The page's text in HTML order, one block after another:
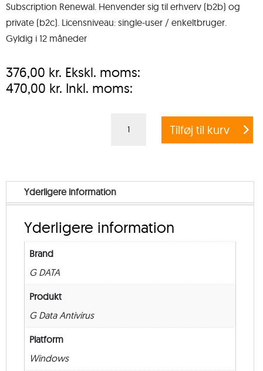
Subscription Renewal. Henvender sig til erhverv (b2b) og
private (b2c). Licensniveau: single-user / enkeltbruger.
Gyldig i 12 måneder
376,00 kr. Ekskl. moms:
470,00 kr. Inkl. moms:
+
EXCHANGE
SECURITY
–
Tilføj til kurv
Yderligere information
Yderligere information
Brand
G DATA
Produkt
G Data Antivirus
Platform
Windows